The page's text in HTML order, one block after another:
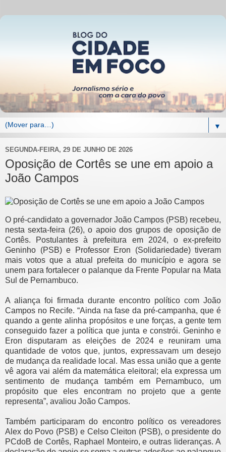
▼
SEGUNDA-FEIRA, 29 DE JUNHO DE 2026
Oposição de Cortês se une em apoio a
João Campos
O pré-candidato a governador João Campos (PSB) recebeu,
nesta sexta-feira (26), o apoio dos grupos de oposição de
Cortês. Postulantes à prefeitura em 2024, o ex-prefeito
Geninho (PSB) e Professor Eron (Solidariedade) tiveram
mais votos que a atual prefeita do município e agora se
unem para fortalecer o palanque da Frente Popular na Mata
Sul de Pernambuco.
A aliança foi firmada durante encontro político com João
Campos no Recife. “Ainda na fase da pré-campanha, que é
quando a gente alinha propósitos e une forças, a gente tem
conseguido fazer a política que junta e constrói. Geninho e
Eron disputaram as eleições de 2024 e reuniram uma
quantidade de votos que, juntos, expressavam um desejo
de mudança da realidade local. Mas essa união que a gente
vê agora vai além da matemática eleitoral; ela expressa um
sentimento de mudança também em Pernambuco, um
propósito que eles encontram no projeto que a gente
representa”, avaliou João Campos.
Também participaram do encontro político os vereadores
Alex do Povo (PSB) e Celso Cleiton (PSB), o presidente do
PCdoB de Cortês, Raphael Monteiro, e outras lideranças. A